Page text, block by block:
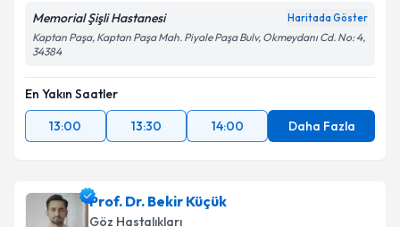
Memorial Şişli Hastanesi Haritada Göster
Kaptan Paşa, Kaptan Paşa Mah. Piyale Paşa Bulv, Okmeydanı Cd. No: 4,
34384
En Yakın Saatler
13:00
13:30 14:00 Daha Fazla
Prof. Dr. Bekir Küçük
Göz Hastalıkları